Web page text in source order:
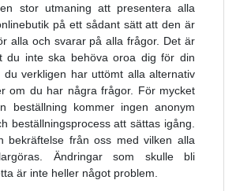
stor utmaning att presentera alla
på ett sådant sätt att den är
alla och svarar på alla frågor. Det är
du inte ska behöva oroa dig för din
du verkligen har uttömt alla alternativ
om du har några frågor. För mycket
beställning kommer ingen anonym
beställningsprocess att sättas igång.
bekräftelse från oss med vilken alla
Ändringar som skulle bli
är inte heller något problem.